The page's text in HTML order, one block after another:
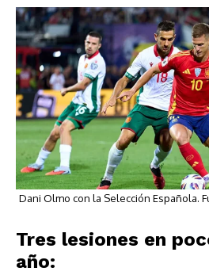
Dani Olmo con la Selección Española.
Tres lesiones en
año: